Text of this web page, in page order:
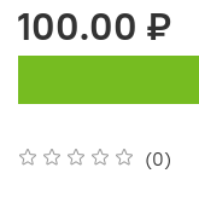
(0)
100.00 ₽